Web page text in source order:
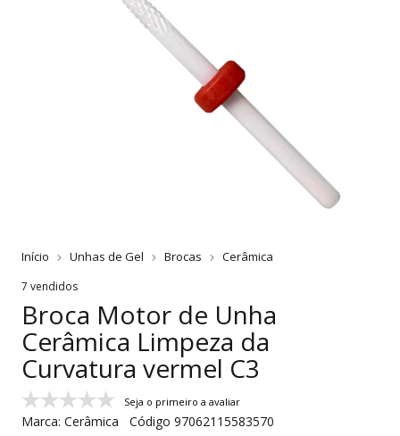
Início Unhas de Gel Brocas Cerâmica
7 vendidos
Broca Motor de Unha
Cerâmica Limpeza da
Curvatura vermel C3
Seja o primeiro a avaliar
Marca: Cerâmica Código 97062115583570